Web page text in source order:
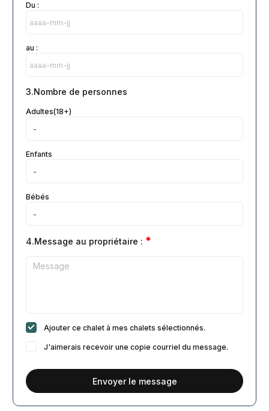
Du :
au :
3.Nombre de personnes
Adultes(18+)
Enfants
Bébés
4.Message au propriétaire : *
Ajouter ce chalet à mes chalets sélectionnés.
J'aimerais recevoir une copie courriel du message.
Envoyer le message